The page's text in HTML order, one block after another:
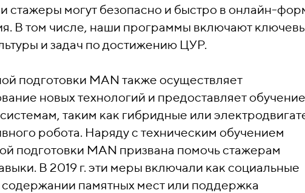
стажеры могут безопасно и быстро в онлайн-
В том числе, наши программы включают
и задач по достижению ЦУР.
подготовки MAN также осуществляет
новых технологий и предоставляет
таким как гибридные или
робота. Наряду с техническим обучением
подготовки MAN призвана помочь стажерам
В 2019 г. эти меры включали как социальные
памятных мест или поддержка